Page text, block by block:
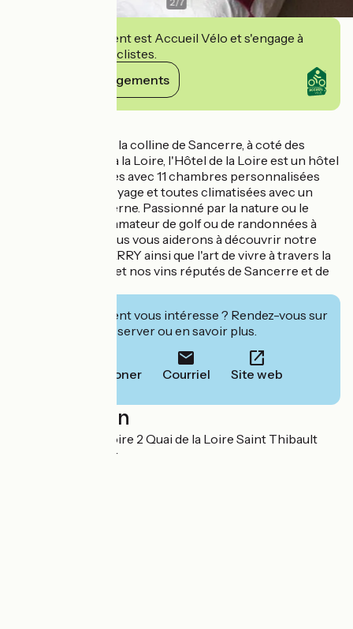
Cet établissement est Accueil Vélo et s'engage à
accueillir des cyclistes.
Voir ses engagements
Situé aux pieds de la colline de Sancerre, à coté des
vignobles et face à la Loire, l'Hôtel de la Loire est un hôtel
de charme 3 étoiles avec 11 chambres personnalisées
sur le thème du voyage et toutes climatisées avec un
équipement moderne. Passionné par la nature ou le
patrimoine local, amateur de golf ou de randonnées à
pieds ou à vélo, nous vous aiderons à découvrir notre
belle région du BERRY ainsi que l'art de vivre à travers la
cuisine du terroir et nos vins réputés de Sancerre et de
Cet établissement vous intéresse ? Rendez-vous sur
leur site pour réserver ou en savoir plus.
Téléphoner Courriel Site web
Localisation
SAS Le Lit de la Loire 2 Quai de la Loire Saint Thibault
18300 Saint-Satur